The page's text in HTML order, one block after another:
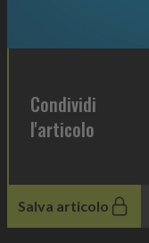
Condividi
l'articolo
Salva articolo